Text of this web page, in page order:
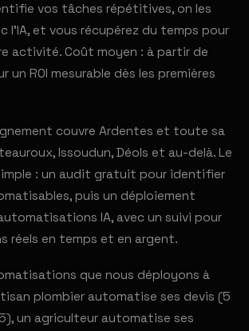
vos tâches répétitives, on les
l'IA, et vous récupérez du temps pour
activité. Coût moyen : à partir de
un ROI mesurable dès les premières
couvre Ardentes et toute sa
Issoudun, Déols et au-delà. Le
: un audit gratuit pour identifier
puis un déploiement
IA, avec un suivi pour
réels en temps et en argent.
que nous déployons à
plombier automatise ses devis (5
un agriculteur automatise ses